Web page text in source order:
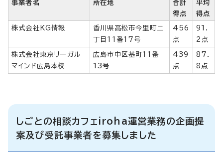
事業者名 所在地
合計
得点
平均
得点
株式会社KG情報
香川県高松市今里町二
丁目11番17号
456
点
91．
2点
株式会社東京リーガル
マインド広島本校
広島市中区基町11番
13号
439
点
87．
8点
しごとの相談カフェiroha運営業務の企画提
案及び受託事業者を募集しました